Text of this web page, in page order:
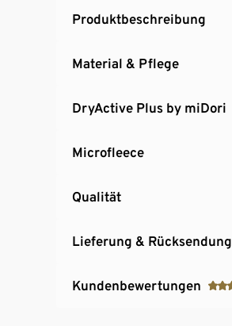
Produktbeschreibung
Material & Pflege
DryActive Plus by miDori
Microfleece
Qualität
Lieferung & Rücksendung
Kundenbewertungen